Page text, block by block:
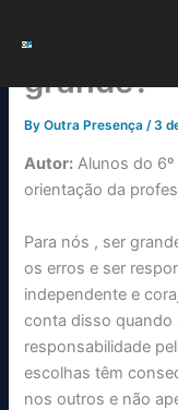
O que
grande?
ByOutra Presença/3
Autor: Alunos do
orientação da
Para nós , ser
os erros e ser
independente e
conta disso quando
responsabilidade
escolhas têm
nos outros e não